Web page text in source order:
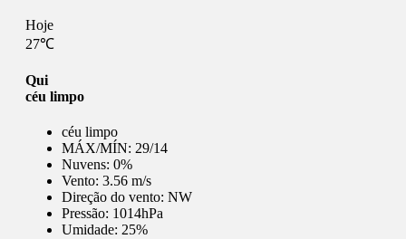
Hoje
27℃
Qui
céu limpo
céu limpo
MÁX/MÍN: 29/14
Nuvens: 0%
Vento: 3.56 m/s
Direção do vento: NW
Pressão: 1014hPa
Umidade: 25%